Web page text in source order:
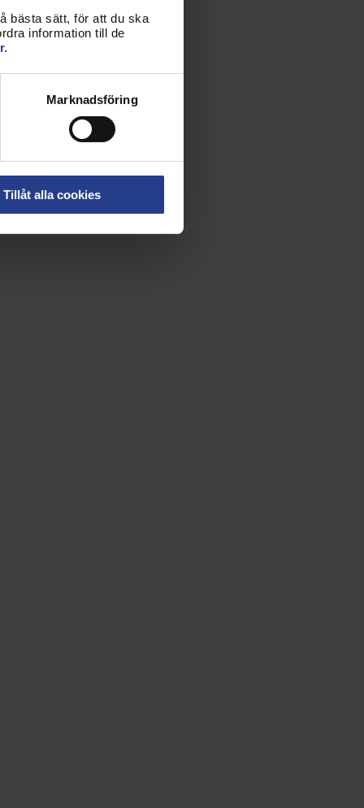
bästa sätt, för att du ska
information till de
Marknadsföring
Tillåt alla cookies